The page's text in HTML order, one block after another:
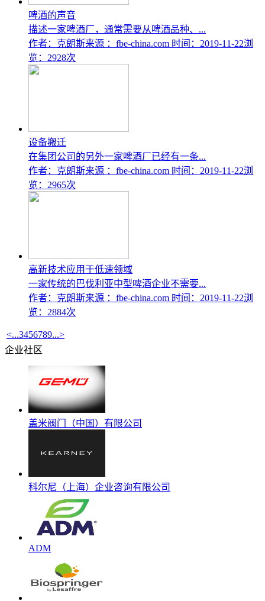
啤酒的声音
描述一家啤酒厂，通常需要从啤酒品种、...
作者：克朗斯来源 ：fbe-china.com 时间：2019-11-22浏
览：2928次
设备搬迁
在集团公司的另外一家啤酒厂已经有一条...
作者：克朗斯来源 ：fbe-china.com 时间：2019-11-22浏
览：2965次
高新技术应用于低速领域
一家传统的巴伐利亚中型啤酒企业不需要...
作者：克朗斯来源 ：fbe-china.com 时间：2019-11-22浏
览：2884次
<...3456789...>
企业社区
盖米阀门（中国）有限公司
科尔尼（上海）企业咨询有限公司
ADM